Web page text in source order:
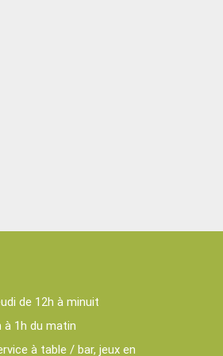
de 12h à minuit
à 1h du matin
à table / bar, jeux en